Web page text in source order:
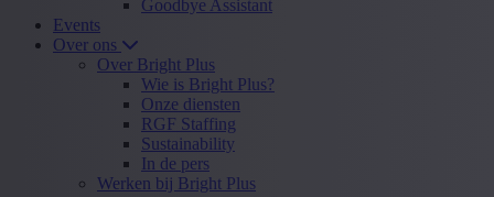
Goodbye Assistant
Events
Over ons
Over Bright Plus
Wie is Bright Plus?
Onze diensten
RGF Staffing
Sustainability
In de pers
Werken bij Bright Plus